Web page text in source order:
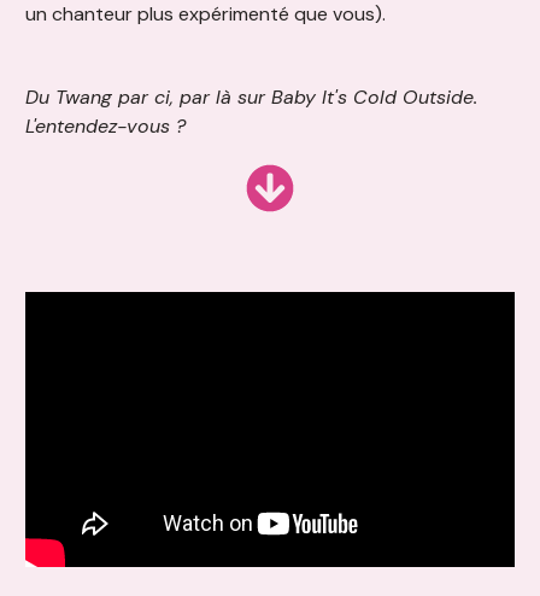
un chanteur plus expérimenté que vous).
Du Twang par ci, par là sur Baby It's Cold Outside.
L'entendez-vous ?